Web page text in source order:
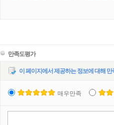
만족도평가
이 페이지에서 제공하는 정보에 대해
매우만족